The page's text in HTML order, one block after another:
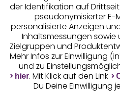
Geprüfte Sicherheit
Unsere Apps
der Identifikation auf
pseudonymisierter E-
personalisierte Anzeigen
Inhaltsmessungen sowie
Zielgruppen und
Mehr Infos zur Einwilligung
und zu
hier. Mit Klick auf den Link
Du Deine Einwilligung